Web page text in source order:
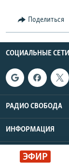
ЭФИР
Поделиться
СОЦИАЛЬНЫЕ СЕТИ
РАДИО СВОБОДА
ИНФОРМАЦИЯ
Радио